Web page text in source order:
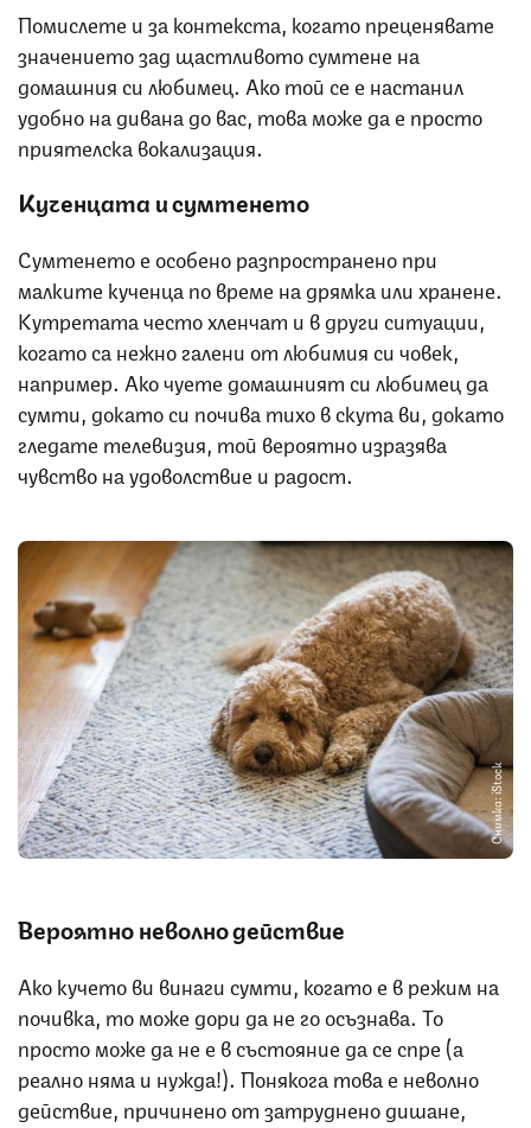
Помислете и за контекста, когато преценявате
значението зад щастливото сумтене на
домашния си любимец. Ако той се е настанил
удобно на дивана до вас, това може да е просто
приятелска вокализация.
Кученцата и сумтенето
Сумтенето е особено разпространено при
малките кученца по време на дрямка или хранене.
Кутретата често хленчат и в други ситуации,
когато са нежно галени от любимия си човек,
например. Ако чуете домашният си любимец да
сумти, докато си почива тихо в скута ви, докато
гледате телевизия, той вероятно изразява
чувство на удоволствие и радост.
Снимка: iStock
Вероятно неволно действие
Ако кучето ви винаги сумти, когато е в режим на
почивка, то може дори да не го осъзнава. То
просто може да не е в състояние да се спре (а
реално няма и нужда!). Понякога това е неволно
действие, причинено от затруднено дишане,